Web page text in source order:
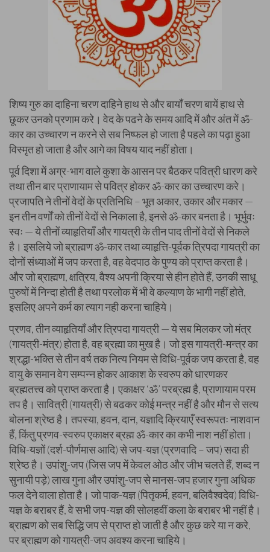
शिष्य गुरु का दाहिना चरण दाहिने हाथ से और बायाँ चरण बायें हाथ से
छूकर उनको प्रणाम करे। वेद के पढने के समय आदि में और अंत में ॐ-
कार का उच्चारण न करने से सब निष्फल हो जाता है पहले का पढ़ा हुआ
विस्मृत हो जाता है और आगे का विषय याद नहीं होता।
पूर्व दिशा में अग्र-भाग वाले कुशा के आसन पर बैठकर पवित्री धारण करे
तथा तीन बार प्राणायाम से पवित्र होकर ॐ-कार का उच्चारण करे।
प्रजापति ने तीनों वेदों के प्रतिनिधि – भूत अकार, उकार और मकार —
इन तीन वर्णों को तीनों वेदों से निकाला है, इनसे ॐ-कार बनता है। भूर्भुवः
स्वः — ये तीनों व्याहृतियाँ और गायत्री के तीन पाद तीनों वेदों से निकले
है। इसलिये जो ब्राह्मण ॐ-कार तथा व्याहृत्ति-पूर्वक त्रिपदा गायत्री का
दोनों संध्याओं में जप करता है, वह वेदपाठ के पुण्य को प्राप्त करता है।
और जो ब्राह्मण, क्षत्रिय, वैश्य अपनी क्रिया से हीन होते हैं, उनकी साधू
पुरुषों में निन्दा होती है तथा परलोक में भी वे कल्याण के भागी नहीं होते,
इसलिए अपने कर्म का त्याग नही करना चाहिये।
प्रणव, तीन व्याहृतियाँ और त्रिपदा गायत्री — ये सब मिलकर जो मंत्र
(गायत्री-मंत्र) होता है, वह ब्रह्मा का मुख है। जो इस गायत्री-मन्त्र का
श्रद्धा-भक्ति से तीन वर्ष तक नित्य नियम से विधि-पूर्वक जप करता है, वह
वायु के समान वेग सम्पन्न होकर आकाश के स्वरुप को धारणकर
ब्रह्मतत्त्व को प्राप्त करता है। एकाक्षर ‘ॐ’ परब्रह्म है, प्राणायाम परम
तप है। सावित्री (गायत्री) से बढकर कोई मन्त्र नहीं है और मौन से सत्य
बोलना श्रेष्ठ है। तपस्या, हवन, दान, यज्ञादि क्रियाएँ स्वरूपतः नाशवान
हैं, किंतु प्रणव-स्वरुप एकाक्षर ब्रह्म ॐ-कार का कभी नाश नहीं होता।
विधि-यज्ञों (दर्श-पौर्णमास आदि) से जप-यज्ञ (प्रणवादि – जप) सदा ही
श्रेष्ठ है। उपांशु-जप (जिस जप में केवल ओठ और जीभ चलते हैं, शब्द न
सुनायी पड़े) लाख गुना और उपांशु-जप से मानस-जप हजार गुना अधिक
फल देने वाला होता है। जो पाक-यज्ञ (पितृकर्म, हवन, बलिवैश्वदेव) विधि-
यज्ञ के बराबर हैं, वे सभी जप-यज्ञ की सोलहवीं कला के बराबर भी नहीं है।
ब्राह्मण को सब सिद्धि जप से प्राप्त हो जाती है और कुछ करे या न करे,
पर ब्राह्मण को गायत्री-जप अवश्य करना चाहिये।